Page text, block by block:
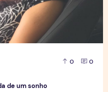
0 0
de um sonho